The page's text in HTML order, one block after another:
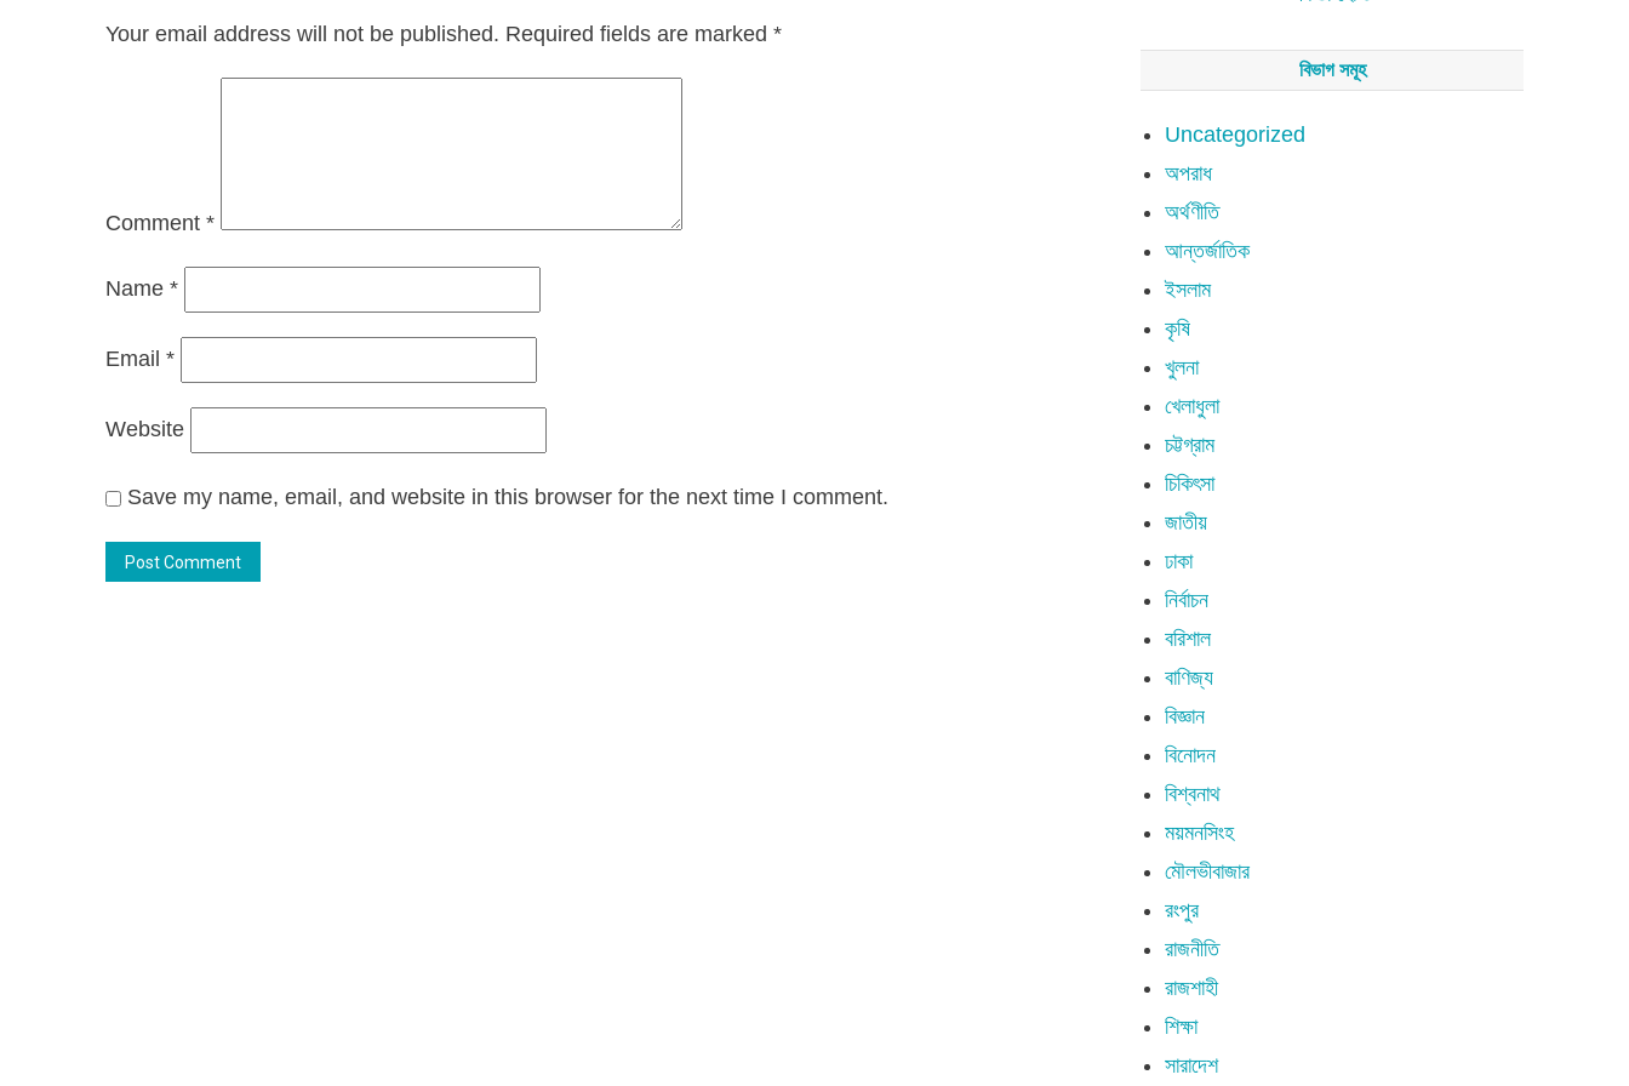
Your email address will not be published. Required fields are marked *
Comment *
Name *
Email *
Website
Save my name, email, and website in this browser for the next time I comment.
বিভাগ সমূহ
Uncategorized
অপরাধ
অর্থণীতি
আন্তর্জাতিক
ইসলাম
কৃষি
খুলনা
খেলাধুলা
চট্টগ্রাম
চিকিৎসা
জাতীয়
ঢাকা
নির্বাচন
বরিশাল
বাণিজ্য
বিজ্ঞান
বিনোদন
বিশ্বনাথ
ময়মনসিংহ
মৌলভীবাজার
রংপুর
রাজনীতি
রাজশাহী
শিক্ষা
সারাদেশ